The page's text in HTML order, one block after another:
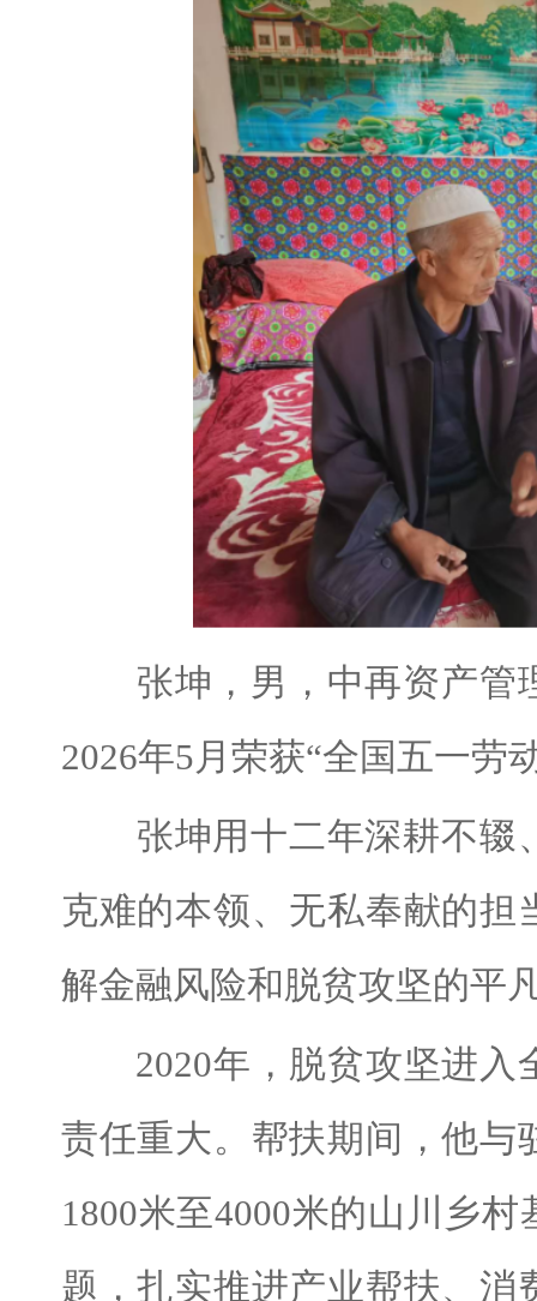
张坤，男，中再资产管
2026年5月荣获“全国五一劳
张坤用十二年深耕不辍
克难的本领、无私奉献的
解金融风险和脱贫攻坚的平
2020年，脱贫攻坚进入
责任重大。帮扶期间，他与
1800米至4000米的山川乡
题，扎实推进产业帮扶、消